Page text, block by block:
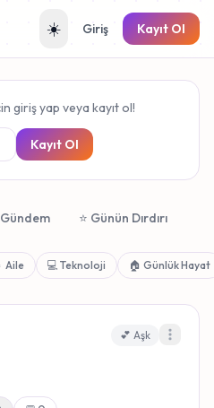
☀️ Giriş Kayıt Ol
giriş yap veya kayıt ol!
Kayıt Ol
⭐ Günün Dırdırı
Aile 💻 Teknoloji 🏠 Günlük Hayat
💕 Aşk